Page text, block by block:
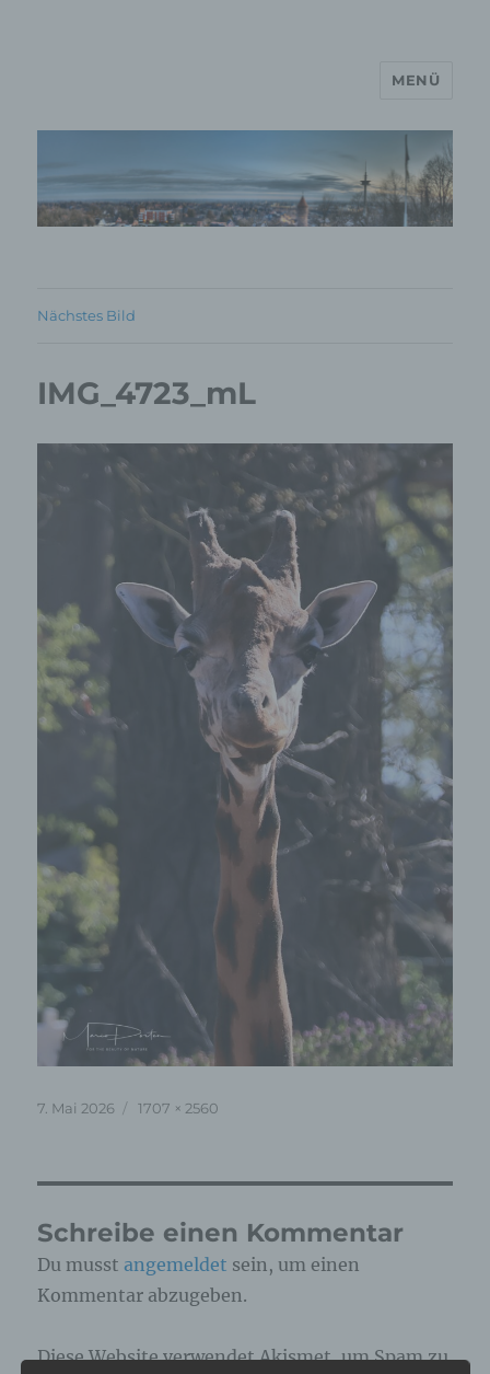
MP Mario Porten Beratung
Training Coaching
MENÜ
Nächstes Bild
IMG_4723_mL
Veröffentlicht
7. Mai 2026 Originalgröße
1707 × 2560
Schreibe einen Kommentar
Du musst angemeldet sein, um einen
Kommentar abzugeben.
Diese Website verwendet Akismet, um Spam zu